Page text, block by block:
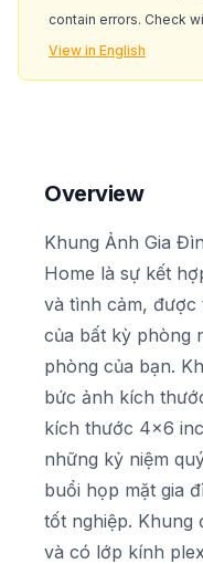
contain errors. Check
View in English
Overview
Khung Ảnh Gia
Home là sự kết
và tình cảm, được
của bất kỳ phòng
phòng của bạn.
bức ảnh kích
kích thước 4x6
những kỷ niệm
buổi họp mặt gia
tốt nghiệp. Khung
và có lớp kính